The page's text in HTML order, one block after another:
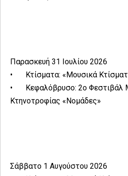
Παρασκευή 31 Ιουλίου 2026
•
Κτίσματα: «Μουσικά
•
Κεφαλόβρυσο: 2ο Φεστιβάλ
Κτηνοτροφίας «Νομάδες»
Σάββατο 1 Αυγούστου 2026